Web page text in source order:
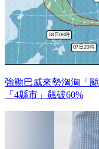
強颱巴威來勢洶洶「
「4縣市」飆破60%